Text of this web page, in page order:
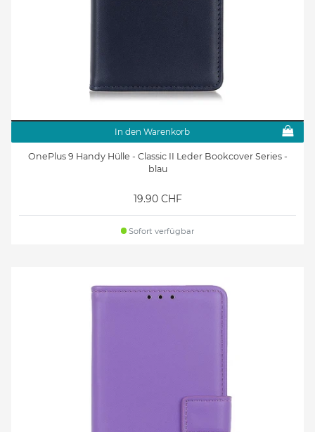
In den Warenkorb
OnePlus 9 Handy Hülle - Classic II Leder Bookcover Series -
blau
19.90 CHF
Sofort verfügbar